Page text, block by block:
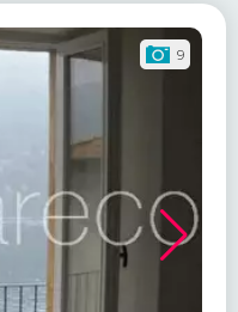
9